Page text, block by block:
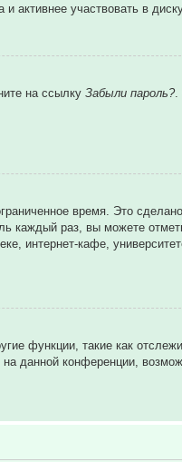
активнее участвовать в
на ссылку Забыли пароль?.
время. Это
каждый раз, вы можете
интернет-кафе,
функции, такие как
данной конференции,